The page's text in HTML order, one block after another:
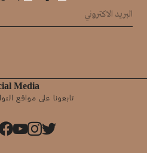
Media
تابعونا على مواقع